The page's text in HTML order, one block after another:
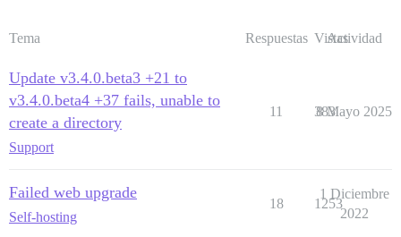
Tema Respuestas Vistas
Actividad
Update v3.4.0.beta3 +21 to
v3.4.0.beta4 +37 fails, unable to
create a directory
Support
11 383
8 Mayo 2025
Failed web upgrade
Self-hosting
18 1253
1 Diciembre
2022